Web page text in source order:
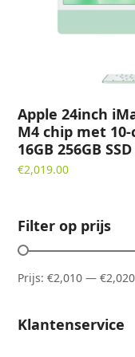
Apple 24inch
M4 chip met 10-
16GB 256GB
€2,019.00
Filter op prijs
Min.
Max.
Prijs:€2,010 —€2,020
Klantenservice